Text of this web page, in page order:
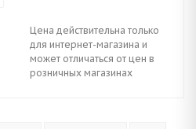
Цена действительна только
для интернет-магазина и
может отличаться от цен в
розничных магазинах